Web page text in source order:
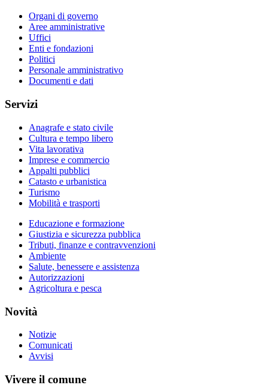
Organi di governo
Aree amministrative
Uffici
Enti e fondazioni
Politici
Personale amministrativo
Documenti e dati
Servizi
Anagrafe e stato civile
Cultura e tempo libero
Vita lavorativa
Imprese e commercio
Appalti pubblici
Catasto e urbanistica
Turismo
Mobilità e trasporti
Educazione e formazione
Giustizia e sicurezza pubblica
Tributi, finanze e contravvenzioni
Ambiente
Salute, benessere e assistenza
Autorizzazioni
Agricoltura e pesca
Novità
Notizie
Comunicati
Avvisi
Vivere il comune